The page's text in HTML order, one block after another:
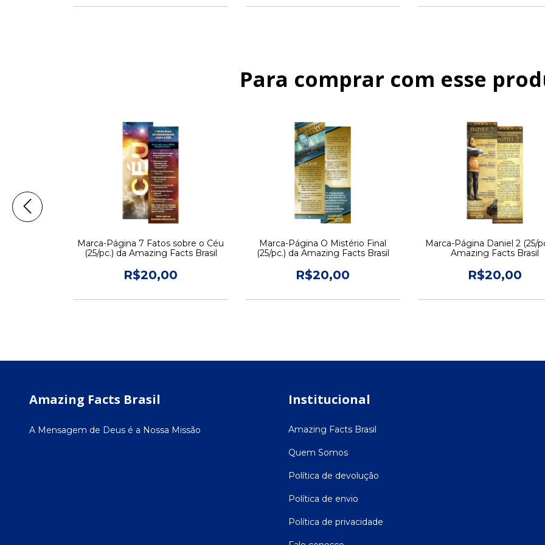
Para comprar com esse
Marca-Página 7 Fatos sobre o Céu
(25/pc.) da Amazing Facts Brasil
R$20,00
Marca-Página O Mistério Final
(25/pc.) da Amazing Facts Brasil
R$20,00
Marca-Página Daniel 2 (25/
Amazing Facts Brasil
R$20,00
Amazing Facts Brasil
A Mensagem de Deus é a Nossa Missão
Institucional
Amazing Facts Brasil
Quem Somos
Política de devolução
Política de envio
Política de privacidade